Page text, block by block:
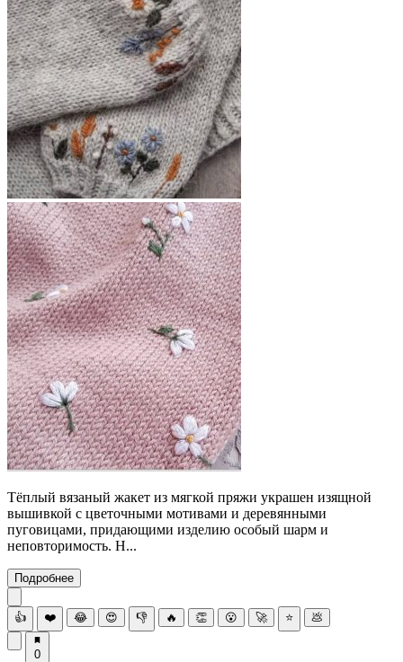
Тёплый вязаный жакет из мягкой пряжи украшен изящной
вышивкой с цветочными мотивами и деревянными
пуговицами, придающими изделию особый шарм и
неповторимость. Н...
Подробнее
👍 ❤️ 😂 😍 👎 🔥 👏 😮 🚀 ⭐ 💩
0